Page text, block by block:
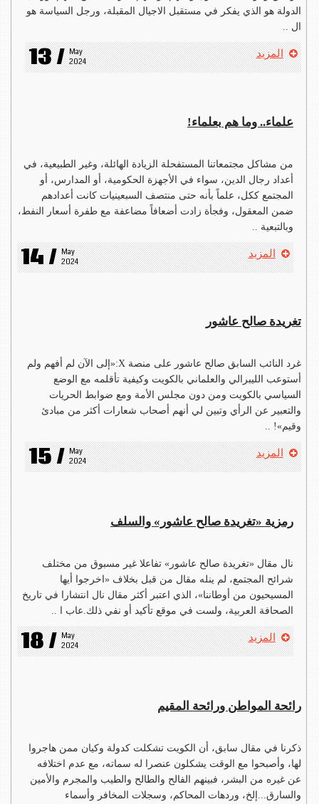
الدولة هو الذي يفكر في مستقبل الاجيال المقبلة، ورجل السياسة هو
ال ..
13 / May
2024
المزيد
علماء.. وما هم بعلماء!
من مشاكل مجتمعاتنا المستفحلة الزيادة الهائلة، وغير الطبيعية، في
أعداد رجال الدين، سواء في الأجهزة الحكومية، أو المدارس، أو
المجتمع ككل، علماً بأنه حتى منتصف السبعينيات كانت أعدادهم
ضمن المعقول، وفجأة زادت أضعافاً مضاعفة مع طفرة أسعار النفط،
وبالتبعية ..
14 / May
2024
المزيد
تغريدة صالح عاشور
غرد النائب السابق صالح عاشور على منصة X:«إلى الآن لم أفهم ولم
أستوعب الليبرالي والعلماني بالكويت وكيفية تأقلمه مع الوضع
السياسي بالكويت ومن دون مجلس الأمة ومع ضوابط الحريات
والتعبير عن الرأي وتبين لي أنهم أصحاب شعارات أكثر من مبادئ
وقيم»! ..
15 / May
2024
المزيد
رمزية «تغريدة صالح عاشور» والسلف
نال مقال «تغريدة صالح عاشور» تفاعلا غير مسبوق من مختلف
شرائح المجتمع، لم ينله مقال من قبل بخلاف «اخرجوا أيها
المسيحيون من أوطاننا»، الذي اعتبر أكثر مقال نال انتشارا في تاريخ
الصحافة العربية، ولست في موقع تأكيد أو نفي ذلك.عاب ا ..
18 / May
2024
المزيد
رائحة المواطن ورائحة المقيم
ذكرنا في مقال سابق، أن الكويت تشكلت كدولة وكيان ممن هاجروا
لها، وأصبحوا مع الوقت يشكلون عنصرا له سماته، مع عدم اختلافه
عن غيره من البشر، فبينهم الفالح والطالح والطيب والمجرم والأمين
والسارق...إلخ، وردهات المحاكم، وسجلات المخافر وأسماء